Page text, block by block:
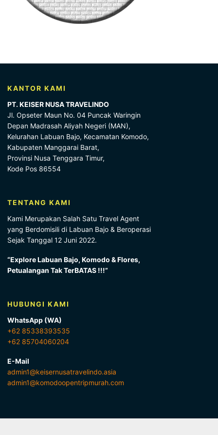
KANTOR KAMI
PT. KEISER NUSA TRAVELINDO
Jl. Opseter Maun No. 04 Puncak Waringin
Depan Madrasah Aliyah Negeri (MAN),
Kelurahan Labuan Bajo, Kecamatan Komodo,
Kabupaten Manggarai Barat,
Provinsi Nusa Tenggara Timur,
Kode Pos 86554
TENTANG KAMI
Kami Merupakan Salah Satu Travel Agent
yang Berdomisili di Labuan Bajo & Beroperasi
Sejak Tanggal 12 Juni 2022.
“Explore Labuan Bajo, Komodo & Flores,
Petualangan Tak TerBATAS !!!”
HUBUNGI KAMI
WhatsApp (WA)
+62 85338393535
+62 85704060204
E-Mail
admin1@keisernusatravelindo.asia
admin1@komodoopentripmurah.com